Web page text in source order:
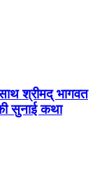
श्रीमद् भागवत
सुनाई कथा